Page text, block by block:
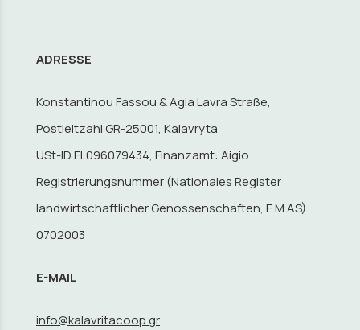
ADRESSE
Konstantinou Fassou & Agia Lavra Straße,
Postleitzahl GR-25001, Kalavryta
USt-ID EL096079434, Finanzamt: Aigio
Registrierungsnummer (Nationales Register
landwirtschaftlicher Genossenschaften, E.M.AS)
0702003
E-MAIL
info@kalavritacoop.gr